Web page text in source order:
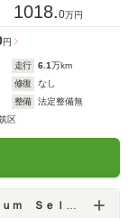
1018.0万円
円
走行 6.1万km
修復
なし
整備
法定整備無
区
ｉｏｎ 横浜港北